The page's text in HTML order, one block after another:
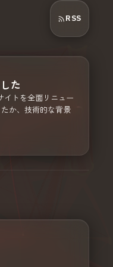
RSS
た
トを全面リニュー
か、技術的な背景